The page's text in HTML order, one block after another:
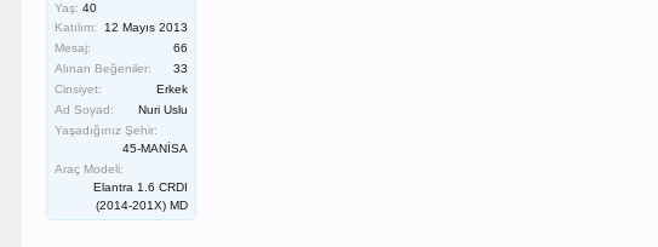
Yaş: 40
Katılım:
12 Mayıs 2013
Mesaj:
66
Alınan Beğeniler:
33
Cinsiyet:
Erkek
Ad Soyad:
Nuri Uslu
Yaşadığınız Şehir:
45-MANİSA
Araç Modeli:
Elantra 1.6 CRDI
(2014-201X) MD